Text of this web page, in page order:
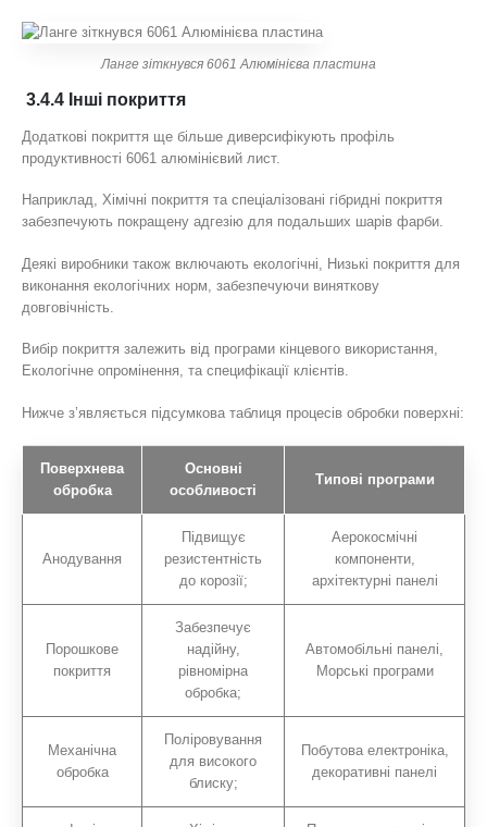
Ланге зіткнувся 6061 Алюмінієва пластина
3.4.4 Інші покриття
Додаткові покриття ще більше диверсифікують профіль
продуктивності 6061 алюмінієвий лист.
Наприклад, Хімічні покриття та спеціалізовані гібридні покриття
забезпечують покращену адгезію для подальших шарів фарби.
Деякі виробники також включають екологічні, Низькі покриття для
виконання екологічних норм, забезпечуючи виняткову
довговічність.
Вибір покриття залежить від програми кінцевого використання,
Екологічне опромінення, та специфікації клієнтів.
Нижче з’являється підсумкова таблиця процесів обробки поверхні:
Поверхнева
обробка
Основні
особливості
Типові програми
Анодування
Підвищує
резистентність
до корозії;
Аерокосмічні
компоненти,
архітектурні панелі
Порошкове
покриття
Забезпечує
надійну,
рівномірна
обробка;
Автомобільні панелі,
Морські програми
Механічна
обробка
Поліровування
для високого
блиску;
Побутова електроніка,
декоративні панелі